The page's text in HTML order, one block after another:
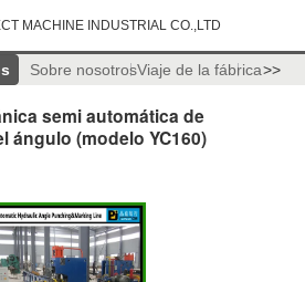
MACHINE INDUSTRIAL CO.,LTD
Sobre nosotrosViaje de la fábrica>>
semi automática de
ángulo (modelo YC160)